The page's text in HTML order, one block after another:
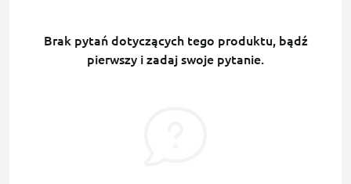
Brak pytań dotyczących tego produktu, bądź
pierwszy i zadaj swoje pytanie.